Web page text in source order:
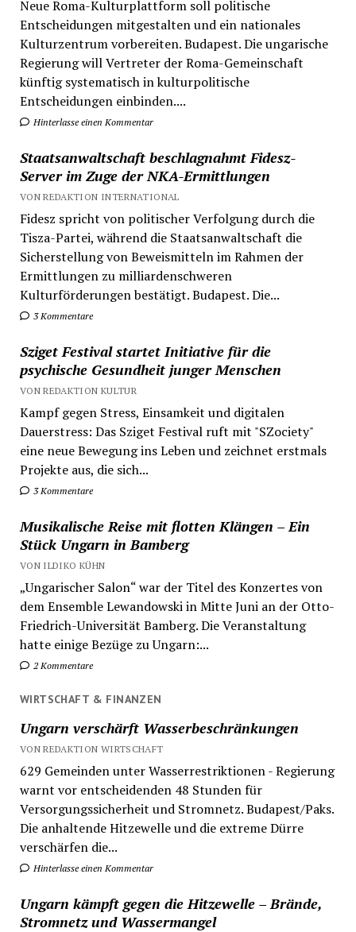
Neue Roma-Kulturplattform soll politische
Entscheidungen mitgestalten und ein nationales
Kulturzentrum vorbereiten. Budapest. Die ungarische
Regierung will Vertreter der Roma-Gemeinschaft
künftig systematisch in kulturpolitische
Entscheidungen einbinden....
Hinterlasse einen Kommentar
Staatsanwaltschaft beschlagnahmt Fidesz-
Server im Zuge der NKA-Ermittlungen
VON REDAKTION INTERNATIONAL
Fidesz spricht von politischer Verfolgung durch die
Tisza-Partei, während die Staatsanwaltschaft die
Sicherstellung von Beweismitteln im Rahmen der
Ermittlungen zu milliardenschweren
Kulturförderungen bestätigt. Budapest. Die...
3 Kommentare
Sziget Festival startet Initiative für die
psychische Gesundheit junger Menschen
VON REDAKTION KULTUR
Kampf gegen Stress, Einsamkeit und digitalen
Dauerstress: Das Sziget Festival ruft mit "SZociety"
eine neue Bewegung ins Leben und zeichnet erstmals
Projekte aus, die sich...
3 Kommentare
Musikalische Reise mit flotten Klängen – Ein
Stück Ungarn in Bamberg
VON ILDIKO KÜHN
„Ungarischer Salon“ war der Titel des Konzertes von
dem Ensemble Lewandowski in Mitte Juni an der Otto-
Friedrich-Universität Bamberg. Die Veranstaltung
hatte einige Bezüge zu Ungarn:...
2 Kommentare
WIRTSCHAFT & FINANZEN
Ungarn verschärft Wasserbeschränkungen
VON REDAKTION WIRTSCHAFT
629 Gemeinden unter Wasserrestriktionen - Regierung
warnt vor entscheidenden 48 Stunden für
Versorgungssicherheit und Stromnetz. Budapest/Paks.
Die anhaltende Hitzewelle und die extreme Dürre
verschärfen die...
Hinterlasse einen Kommentar
Ungarn kämpft gegen die Hitzewelle – Brände,
Stromnetz und Wassermangel